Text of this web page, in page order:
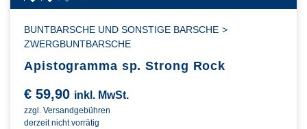
BUNTBARSCHE UND SONSTIGE BARSCHE >
ZWERGBUNTBARSCHE
Apistogramma sp. Strong Rock
€ 59,90 inkl. MwSt.
zzgl. Versandgebühren
derzeit nicht vorrätig